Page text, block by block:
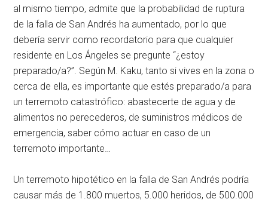
al mismo tiempo, admite que la probabilidad de ruptura
de la falla de San Andrés ha aumentado, por lo que
debería servir como recordatorio para que cualquier
residente en Los Ángeles se pregunte “¿estoy
preparado/a?”. Según M. Kaku, tanto si vives en la zona o
cerca de ella, es importante que estés preparado/a para
un terremoto catastrófico: abastecerte de agua y de
alimentos no perecederos, de suministros médicos de
emergencia, saber cómo actuar en caso de un
terremoto importante…
Un terremoto hipotético en la falla de San Andrés podría
causar más de 1.800 muertos, 5.000 heridos, de 500.000